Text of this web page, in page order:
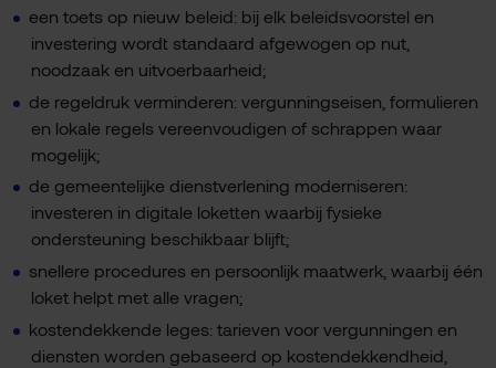
een toets op nieuw beleid: bij elk beleidsvoorstel en
investering wordt standaard afgewogen op nut,
noodzaak en uitvoerbaarheid;
de regeldruk verminderen: vergunningseisen, formulieren
en lokale regels vereenvoudigen of schrappen waar
mogelijk;
de gemeentelijke dienstverlening moderniseren:
investeren in digitale loketten waarbij fysieke
ondersteuning beschikbaar blijft;
snellere procedures en persoonlijk maatwerk, waarbij één
loket helpt met alle vragen;
kostendekkende leges: tarieven voor vergunningen en
diensten worden gebaseerd op kostendekkendheid,